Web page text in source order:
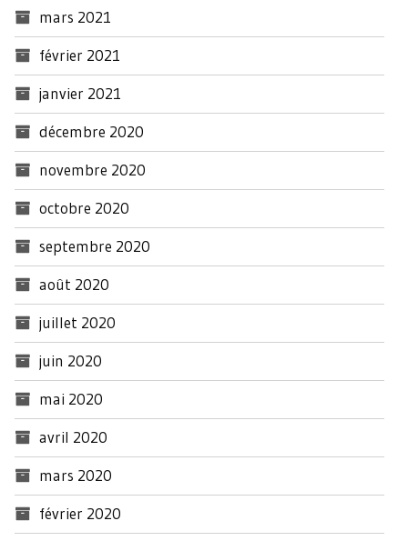
mars 2021
février 2021
janvier 2021
décembre 2020
novembre 2020
octobre 2020
septembre 2020
août 2020
juillet 2020
juin 2020
mai 2020
avril 2020
mars 2020
février 2020